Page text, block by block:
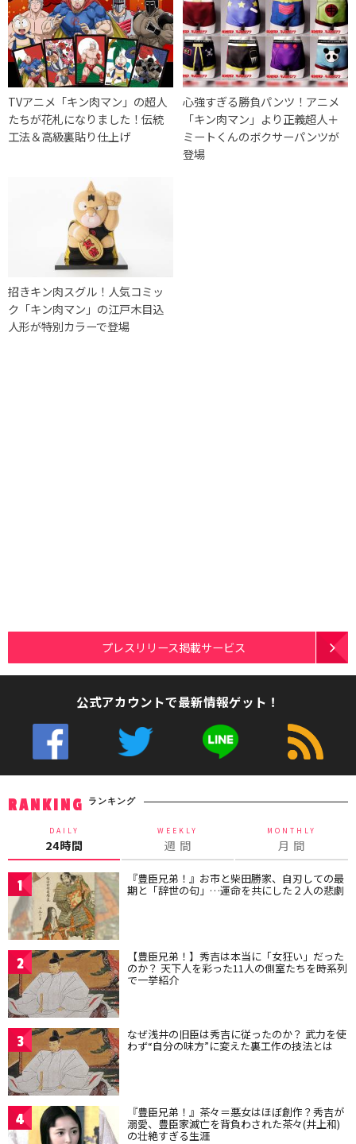
TVアニメ「キン肉マン」の超人
たちが花札になりました！伝統
工法＆高級裏貼り仕上げ
心強すぎる勝負パンツ！アニメ
「キン肉マン」より正義超人＋
ミートくんのボクサーパンツが
登場
招きキン肉スグル！人気コミッ
ク「キン肉マン」の江戸木目込
人形が特別カラーで登場
プレスリリース掲載サービス
公式アカウントで最新情報ゲット！
RANKING ランキング
DAILY
24時間
WEEKLY
週 間
MONTHLY
月 間
1 『豊臣兄弟！』お市と柴田勝家、自刃しての最
期と「辞世の句」…運命を共にした２人の悲劇
2 【豊臣兄弟！】秀吉は本当に「女狂い」だった
のか？ 天下人を彩った11人の側室たちを時系列
で一挙紹介
3 なぜ浅井の旧臣は秀吉に従ったのか？ 武力を使
わず“自分の味方”に変えた裏工作の技法とは
4 『豊臣兄弟！』茶々＝悪女はほぼ創作？秀吉が
溺愛、豊臣家滅亡を背負わされた茶々(井上和)
の壮絶すぎる生涯